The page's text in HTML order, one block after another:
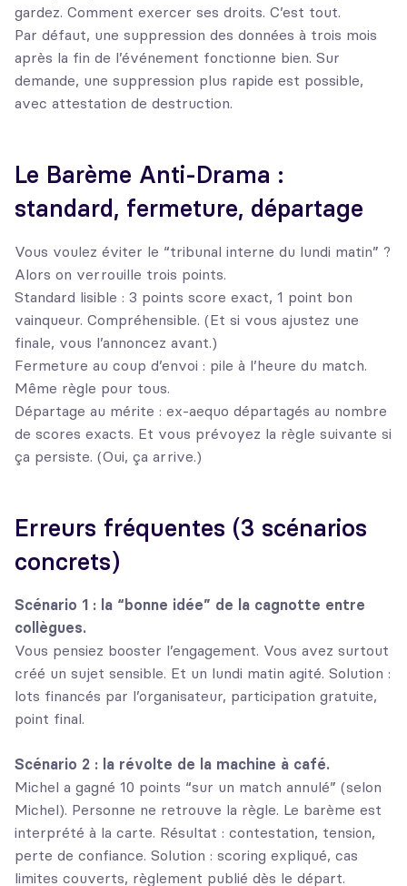
gardez. Comment exercer ses droits. C’est tout.
Par défaut, une suppression des données à trois mois
après la fin de l’événement fonctionne bien. Sur
demande, une suppression plus rapide est possible,
avec attestation de destruction.
Le Barème Anti-Drama :
standard, fermeture, départage
Vous voulez éviter le “tribunal interne du lundi matin” ?
Alors on verrouille trois points.
Standard lisible : 3 points score exact, 1 point bon
vainqueur. Compréhensible. (Et si vous ajustez une
finale, vous l’annoncez avant.)
Fermeture au coup d’envoi : pile à l’heure du match.
Même règle pour tous.
Départage au mérite : ex-aequo départagés au nombre
de scores exacts. Et vous prévoyez la règle suivante si
ça persiste. (Oui, ça arrive.)
Erreurs fréquentes (3 scénarios
concrets)
Scénario 1 : la “bonne idée” de la cagnotte entre
collègues.
Vous pensiez booster l’engagement. Vous avez surtout
créé un sujet sensible. Et un lundi matin agité. Solution :
lots financés par l’organisateur, participation gratuite,
point final.
Scénario 2 : la révolte de la machine à café.
Michel a gagné 10 points “sur un match annulé” (selon
Michel). Personne ne retrouve la règle. Le barème est
interprété à la carte. Résultat : contestation, tension,
perte de confiance. Solution : scoring expliqué, cas
limites couverts, règlement publié dès le départ.